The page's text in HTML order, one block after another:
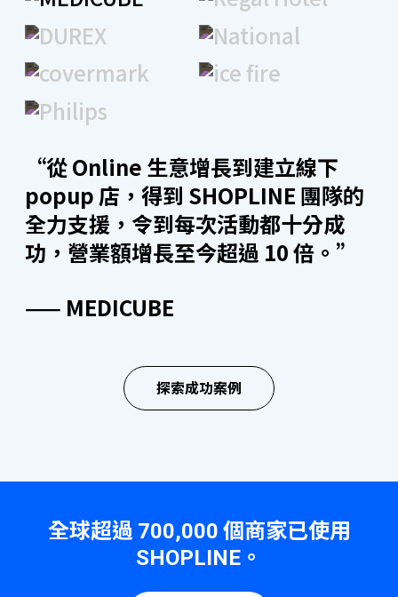
直播購物
SHOPLINE 能串接 Facebook、Instagram、YouTube
Shopping 進行直播。另外更設有獨立直播間功能，只
要輸入關鍵字 +1 即可下單，做到看直播同時下單！從
開播到即時銷售成效分析，一站輕鬆處理，讓直播購物
零時差。另外，SHOPLINE 廣告團隊在直播期間亦會即
取最大的曝光及轉換。
知、最新資訊及優惠活動，提供更流暢購物體驗，提高
會員忠誠度及訂單率！
“從 Online 生意增長到建立線下
popup 店，得到 SHOPLINE 團隊的
全力支援，令到每次活動都十分成
功，營業額增長至今超過 10 倍。”
—— MEDICUBE
化，客戶經理與技術團隊即時提供專業
支援，讓我們輕鬆管理網店，提升業務
—— REGAL HOTELS
隨時準備協助我們解決任何問題。團隊
的支持使我們的電子商務營運變得更加
順利和高效。”
—— DUREX
答，並展現出禮貌和細心。同時，一直
提供有助於業務增長和運營的實用建
—— NATIONAL GEOGRAPHIC
低自建網站成本，同時呈現了更專業的
品牌形象。團隊積極提供支援以串接其
他系統，讓我們更方便地管理網店。”
—— COVERMARK
服務團隊協助我們了解平台每個細節，
講解清晰易明。十分高興，我們能愉快
—— ICE FIRE
態度印象深刻，團隊樂於助人並願意隨
時提供幫助。”探索成功案例
全球超過 700,000 個商家已使用
SHOPLINE 。